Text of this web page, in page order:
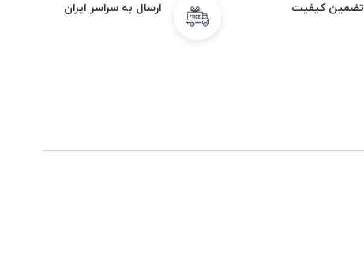
تضمین کیفیت ارسال به سراسر ایران